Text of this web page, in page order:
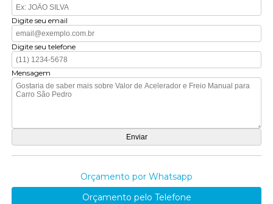
Digite seu email
Digite seu telefone
Mensagem
Orçamento por Whatsapp
Orçamento pelo Telefone